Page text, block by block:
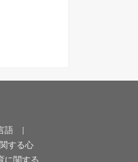
語
する心
に関する